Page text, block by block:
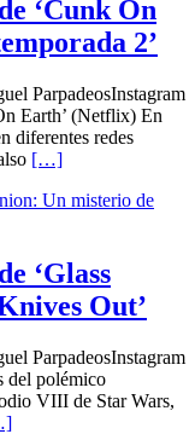
‘Cunk On
2’
ParpadeosInstagram
Earth’ (Netflix) En
diferentes redes
[…]
‘Glass
Out’
ParpadeosInstagram
del polémico
VIII de Star Wars,